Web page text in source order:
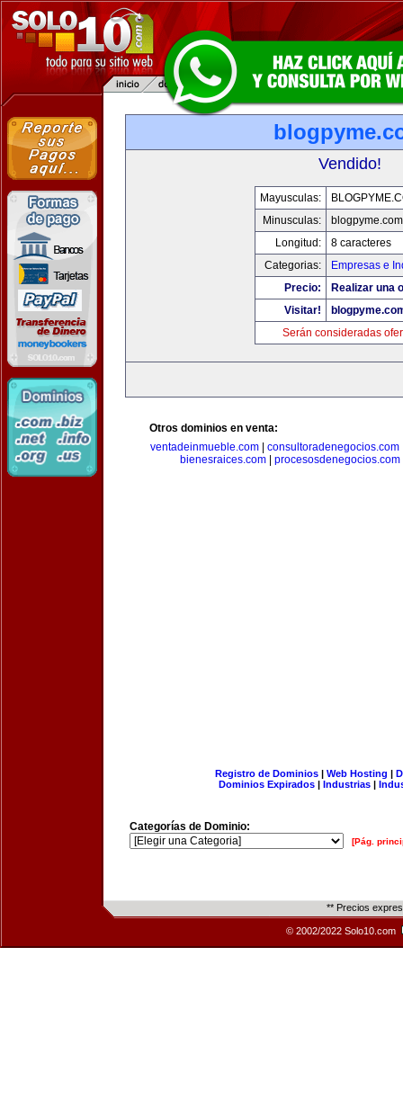
Vendido!
Mayusculas:
Minusculas:
blogpyme.com
Longitud:
8 caracteres
Categorias:
Empresas e
Precio:
Realizar una
Visitar!
Serán consideradas
Otros dominios en venta:
ventadeinmueble.com| consultoradenegocios.com
bienesraices.com
procesosdenegocios.com
Registro de Dominios| Web Hosting |
Dominios Expirados | Industrias |
Categorías de Dominio:
[Pág.
** Precios
© 2002/2022 Solo10.com